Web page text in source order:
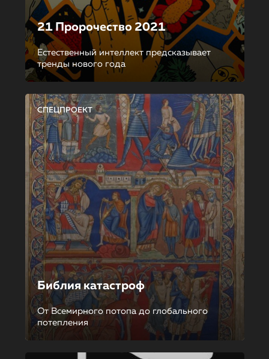
21 Пророчество 2021
Естественный интеллект предсказывает
тренды нового года
СПЕЦПРОЕКТ
Библия катастроф
От Всемирного потопа до глобального
потепления